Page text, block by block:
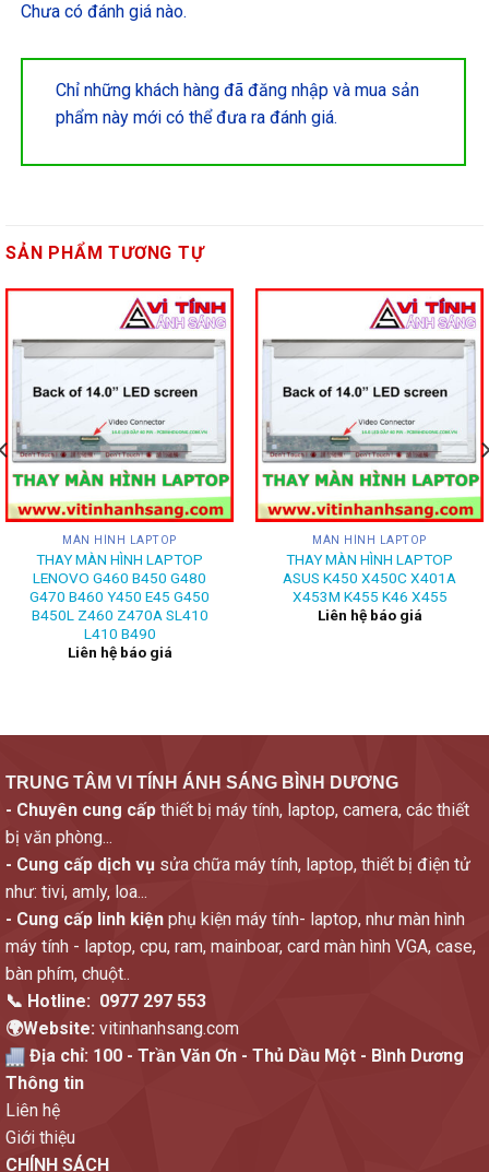
Chưa có đánh giá nào.
Chỉ những khách hàng đã đăng nhập và mua sản
phẩm này mới có thể đưa ra đánh giá.
SẢN PHẨM TƯƠNG TỰ
MÀN HÌNH LAPTOP
THAY MÀN HÌNH LAPTOP
LENOVO G460 B450 G480
G470 B460 Y450 E45 G450
B450L Z460 Z470A SL410
L410 B490
Liên hệ báo giá
MÀN HÌNH LAPTOP
THAY MÀN HÌNH LAPTOP
ASUS K450 X450C X401A
X453M K455 K46 X455
Liên hệ báo giá
TRUNG TÂM VI TÍNH ÁNH SÁNG BÌNH DƯƠNG
- Chuyên cung cấp thiết bị máy tính, laptop, camera, các thiết
bị văn phòng...
- Cung cấp dịch vụ sửa chữa máy tính, laptop, thiết bị điện tử
như: tivi, amly, loa...
- Cung cấp linh kiện phụ kiện máy tính- laptop, như màn hình
máy tính - laptop, cpu, ram, mainboar, card màn hình VGA, case,
bàn phím, chuột..
📞 Hotline: 0977 297 553
🌍Website: vitinhanhsang.com
Địa chỉ: 100 - Trần Văn Ơn - Thủ Dầu Một - Bình Dương
Thông tin
Liên hệ
Giới thiệu
CHÍNH SÁCH